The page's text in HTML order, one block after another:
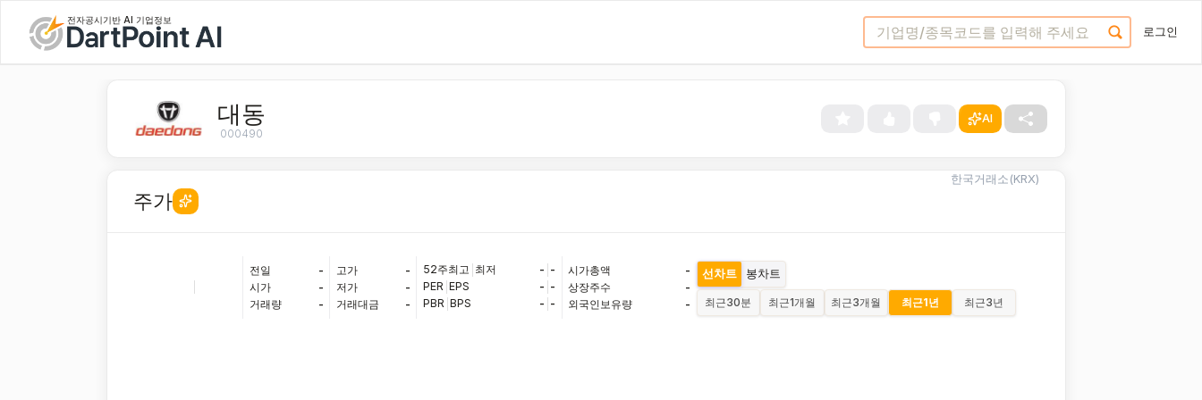
전자공시기반 AI 기업정보
로그인
대동
000490
AI
주가
한국거래소(KRX)
전일
-
시가
-
거래량
-
고가
-
저가
-
거래대금
-
52주최고 최저 - -
PER EPS - -
PBR BPS - -
시가총액
-
상장주수
-
외국인보유량
-
선차트 봉차트
최근30분 최근1개월 최근3개월 최근1년 최근3년